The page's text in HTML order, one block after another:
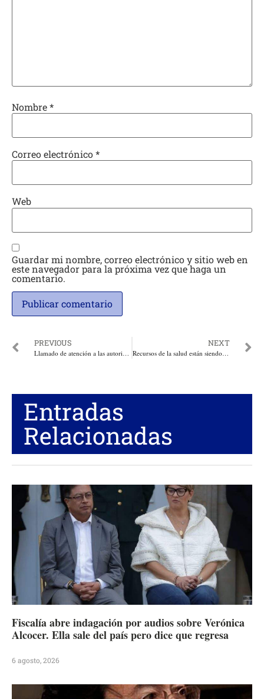
Nombre*
Correo electrónico*
Web
Guardar mi nombre, correo electrónico y sitio web en
este navegador para la próxima vez que haga un
comentario.
PREVIOUS
Llamado de atención a las autoridades por ola de incendios en Barranquilla hace la diputada Lilia Manga
NEXT
Recursos de la salud están siendo utilizados para financiar campañas y partidos políticos: Procurador Carrillo
Entradas
Relacionadas
Fiscalía abre indagación por audios sobre Verónica
Alcocer. Ella sale del país pero dice que regresa
6 agosto, 2026